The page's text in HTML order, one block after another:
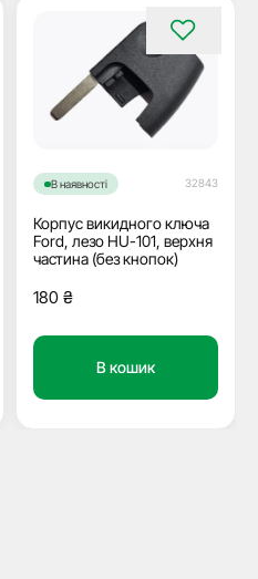
В наявності 32843
Корпус викидного ключа
Ford, лезо HU-101, верхня
частина (без кнопок)
180 ₴
В кошик